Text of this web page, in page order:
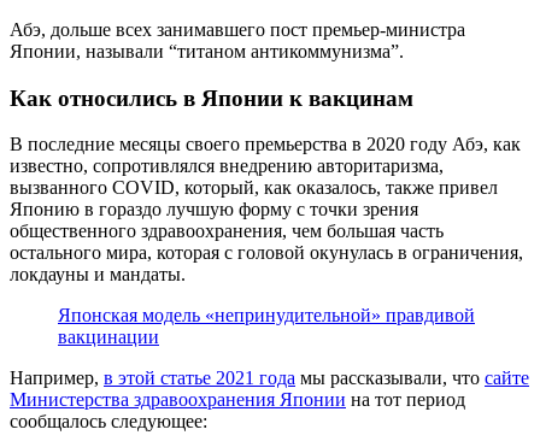
Абэ, дольше всех занимавшего пост премьер-министра
Японии, называли “титаном антикоммунизма”.
Как относились в Японии к вакцинам
В последние месяцы своего премьерства в 2020 году Абэ, как
известно, сопротивлялся внедрению авторитаризма,
вызванного COVID, который, как оказалось, также привел
Японию в гораздо лучшую форму с точки зрения
общественного здравоохранения, чем большая часть
остального мира, которая с головой окунулась в ограничения,
локдауны и мандаты.
Японская модель «непринудительной» правдивой
вакцинации
Например, в этой статье 2021 года мы рассказывали, что сайте
Министерства здравоохранения Японии на тот период
сообщалось следующее: